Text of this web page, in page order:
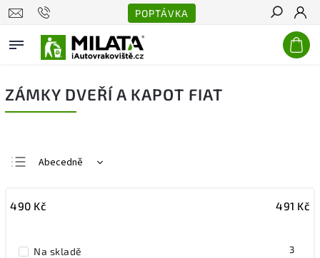
POPTÁVKA
Hledat
ZÁMKY DVEŘÍ A KAPOT FIAT
Abecedně
Nejdražší
490 Kč 491 Kč
Na skladě 3